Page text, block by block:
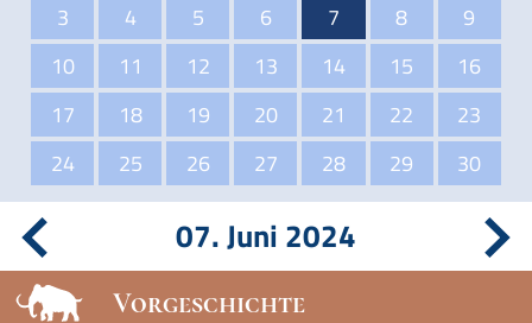
Termine
Schulmaterialien
3
4 5 6 7 8
9
10
11 12 13 14 15
16
17
18 19 20 21 22
23
24
25 26 27 28 29 30
07. Juni 2024
Vorgeschichte